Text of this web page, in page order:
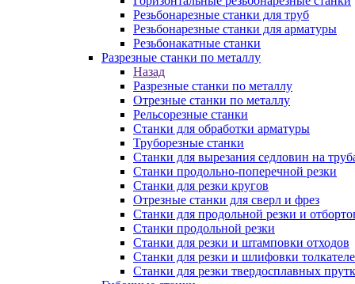
Резьбонарезные станки для труб
Резьбонарезные станки для арматуры
Резьбонакатные станки
Разрезные станки по металлу
Назад
Разрезные станки по металлу
Отрезные станки по металлу
Рельсорезные станки
Станки для обработки арматуры
Труборезные станки
Станки для вырезания седловин на
Станки продольно-поперечной резки
Станки для резки кругов
Отрезные станки для сверл и фрез
Станки для продольной резки и
Станки продольной резки
Станки для резки и штамповки отходов
Станки для резки и шлифовки
Станки для резки твердосплавных